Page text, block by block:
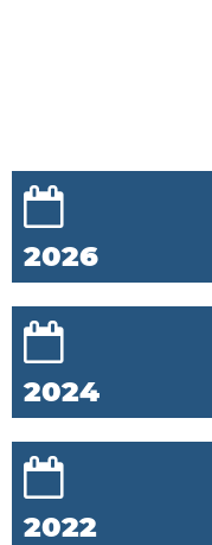
2026
2024
2022